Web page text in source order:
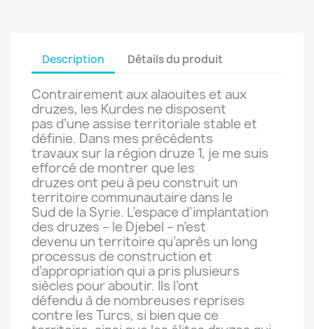
Description Détails du produit
Contrairement aux alaouites et aux
druzes, les Kurdes ne disposent
pas d’une assise territoriale stable et
définie. Dans mes précédents
travaux sur la région druze 1, je me suis
efforcé de montrer que les
druzes ont peu à peu construit un
territoire communautaire dans le
Sud de la Syrie. L’espace d’implantation
des druzes – le Djebel – n’est
devenu un territoire qu’après un long
processus de construction et
d’appropriation qui a pris plusieurs
siècles pour aboutir. Ils l’ont
défendu à de nombreuses reprises
contre les Turcs, si bien que ce